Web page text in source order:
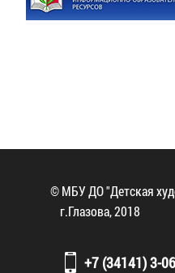
© МБУ ДО "Детская
г.Глазова, 2018
+7 (34141) 3-